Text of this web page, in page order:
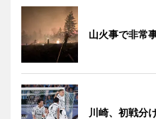
山火事で非常
川崎、初戦分